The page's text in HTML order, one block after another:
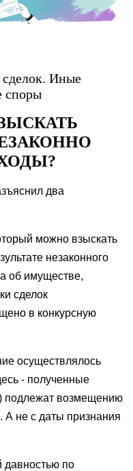
сделок. Иные
споры
два
можно взыскать
незаконного
об имуществе,
сделок
в конкурсную
осуществлялось
- полученные
подлежат возмещению
А не с даты признания
давностью по